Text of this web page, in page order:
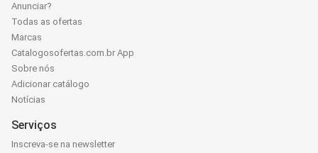
Anunciar?
Todas as ofertas
Marcas
Catalogosofertas.com.br App
Sobre nós
Adicionar catálogo
Notícias
Serviços
Inscreva-se na newsletter